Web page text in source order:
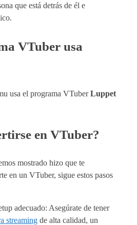
que está detrás de él e
VTuber usa
usa el programa VTuberLuppet
en VTuber?
mostrado hizo que te
en un VTuber, sigue estos pasos
adecuado: Asegúrate de tener
streaming de alta calidad, un